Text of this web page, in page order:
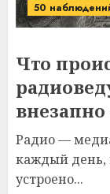
50
Что
Радио —
каждый день,
устроено...